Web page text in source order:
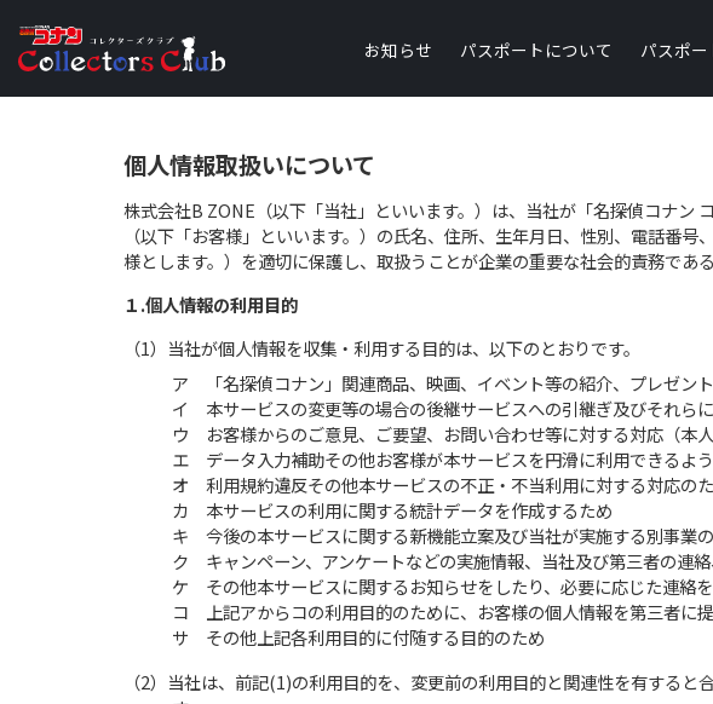
お知らせ パスポートについて パスポ
個人情報取扱いについて
株式会社B ZONE（以下「当社」といいます。）は、当社が「名探偵コナン
（以下「お客様」といいます。）の氏名、住所、生年月日、性別、電話番
様とします。）を適切に保護し、取扱うことが企業の重要な社会的責務であ
１.個人情報の利用目的
（1）当社が個人情報を収集・利用する目的は、以下のとおりです。
ア 「名探偵コナン」関連商品、映画、イベント等の紹介、プレゼン
イ 本サービスの変更等の場合の後継サービスへの引継ぎ及びそれら
ウ お客様からのご意見、ご要望、お問い合わせ等に対する対応（本
エ データ入力補助その他お客様が本サービスを円滑に利用できるよ
オ 利用規約違反その他本サービスの不正・不当利用に対する対応の
カ 本サービスの利用に関する統計データを作成するため
キ 今後の本サービスに関する新機能立案及び当社が実施する別事業
ク キャンペーン、アンケートなどの実施情報、当社及び第三者の連
ケ その他本サービスに関するお知らせをしたり、必要に応じた連絡
コ 上記アからコの利用目的のために、お客様の個人情報を第三者に
サ その他上記各利用目的に付随する目的のため
（2）当社は、前記(1)の利用目的を、変更前の利用目的と関連性を有する